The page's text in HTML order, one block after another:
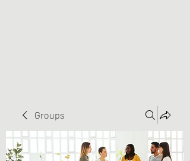
Groups